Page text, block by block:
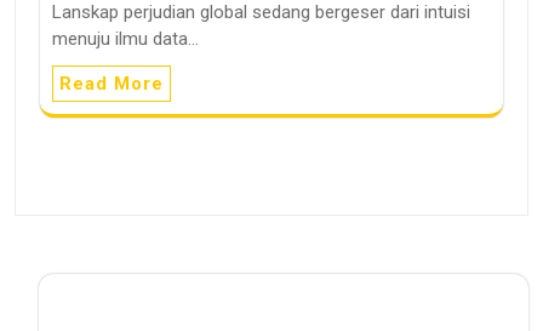
Lanskap perjudian global sedang bergeser dari intuisi
menuju ilmu data…
Read More